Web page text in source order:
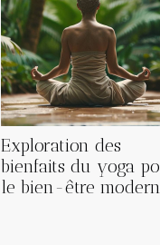
Exploration des
bienfaits du yoga
le bien-être